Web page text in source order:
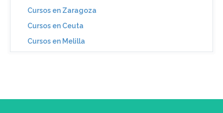
Cursos en Zaragoza
Cursos en Ceuta
Cursos en Melilla